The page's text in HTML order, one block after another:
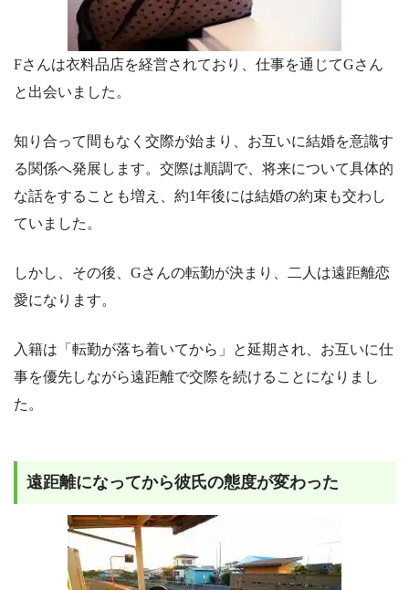
Fさんは衣料品店を経営されており、仕事を通じてGさん
と出会いました。
知り合って間もなく交際が始まり、お互いに結婚を意識す
る関係へ発展します。交際は順調で、将来について具体的
な話をすることも増え、約1年後には結婚の約束も交わし
ていました。
しかし、その後、Gさんの転勤が決まり、二人は遠距離恋
愛になります。
入籍は「転勤が落ち着いてから」と延期され、お互いに仕
事を優先しながら遠距離で交際を続けることになりまし
た。
遠距離になってから彼氏の態度が変わった